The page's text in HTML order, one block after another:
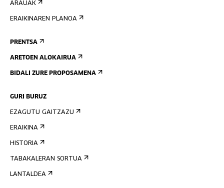
ARAUAK
ERAIKINAREN PLANOA
PRENTSA
ARETOEN ALOKAIRUA
BIDALI ZURE PROPOSAMENA
GURI BURUZ
EZAGUTU GAITZAZU
ERAIKINA
HISTORIA
TABAKALERAN SORTUA
LANTALDEA